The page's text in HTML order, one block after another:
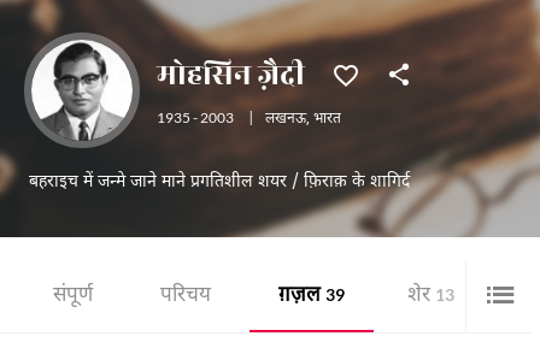
मोहसिन ज़ैदी
1935 - 2003 लखनऊ, भारत
बहराइच में जन्मे जाने माने प्रगतिशील शयर / फ़िराक़ के शागिर्द
संपूर्ण परिचय ग़ज़ल 39 शेर 13